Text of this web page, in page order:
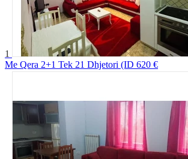
1
Me Qera 2+1 Tek 21 Dhjetori (ID 620 €